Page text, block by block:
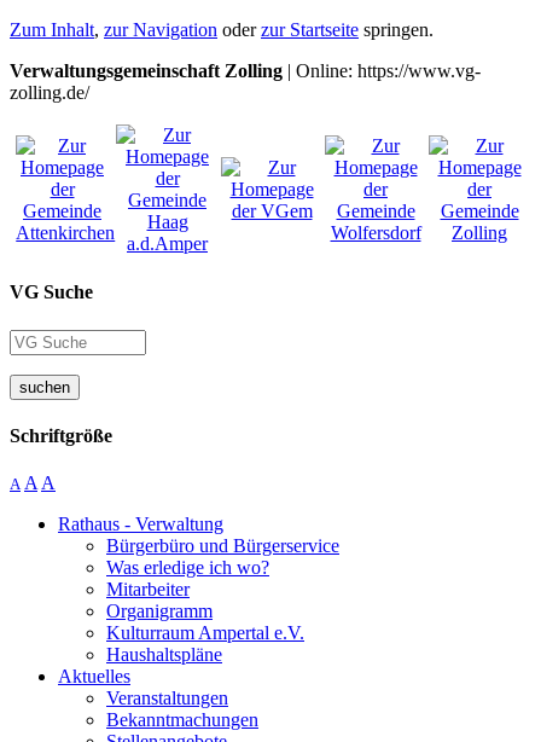
Zum Inhalt, zur Navigation oderzur Startseite springen.
Verwaltungsgemeinschaft Zolling | Online: https://www.vg-
zolling.de/
VG Suche
suchen
Schriftgröße
A A A
Rathaus - Verwaltung
Bürgerbüro und Bürgerservice
Was erledige ich wo?
Mitarbeiter
Organigramm
Kulturraum Ampertal e.V.
Haushaltspläne
Aktuelles
Veranstaltungen
Bekanntmachungen